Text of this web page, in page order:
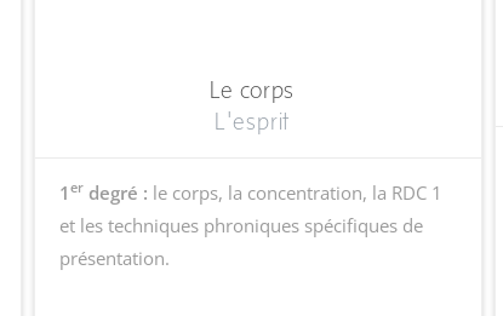
Le corps
L'esprit
1 erdegré : le corps, la concentration, la RDC 1
et les techniques phroniques spécifiques de
présentation.